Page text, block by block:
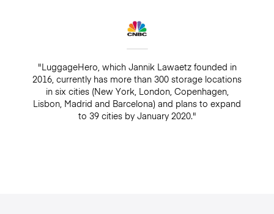
"LuggageHero, which Jannik Lawaetz founded in
2016, currently has more than 300 storage locations
in six cities (New York, London, Copenhagen,
Lisbon, Madrid and Barcelona) and plans to expand
to 39 cities by January 2020."